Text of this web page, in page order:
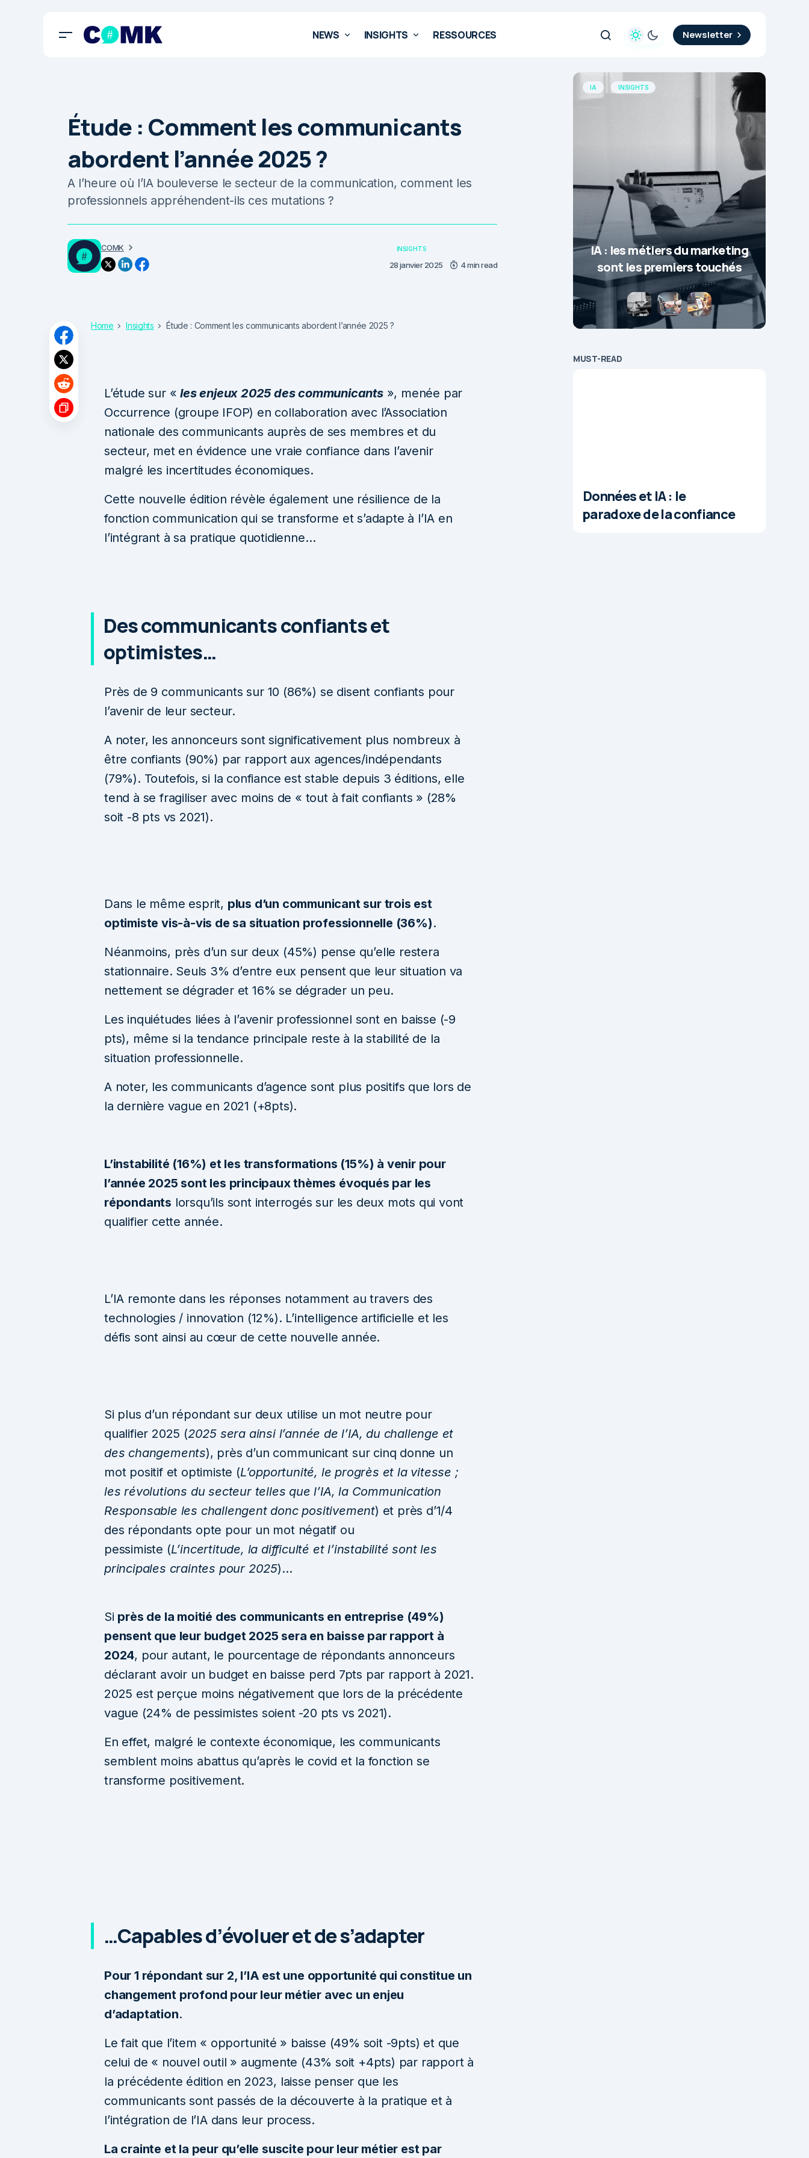
NEWS INSIGHTS RESSOURCES Newsletter
Étude : Comment les communicants
abordent l’année 2025 ?
A l’heure où l’IA bouleverse le secteur de la communication, comment les
professionnels appréhendent-ils ces mutations ?
COMK INSIGHTS
28 janvier 2025 4 min read
Home Insights Étude : Comment les communicants abordent l’année 2025 ?
L’étude sur «les enjeux 2025 des communicants», menée par
Occurrence (groupe IFOP) en collaboration avec l’Association
nationale des communicants auprès de ses membres et du
secteur, met en évidence une vraie confiance dans l’avenir
malgré les incertitudes économiques.
Cette nouvelle édition révèle également une résilience de la
fonction communication qui se transforme et s’adapte à l’IA en
l’intégrant à sa pratique quotidienne…
Des communicants confiants et
optimistes…
Près de 9 communicants sur 10 (86%) se disent confiants pour
l’avenir de leur secteur.
A noter, les annonceurs sont significativement plus nombreux à
être confiants (90%) par rapport aux agences/indépendants
(79%). Toutefois, si la confiance est stable depuis 3 éditions, elle
tend à se fragiliser avec moins de « tout à fait confiants » (28%
soit -8 pts vs 2021).
Dans le même esprit, plus d’un communicant sur trois est
optimiste vis-à-vis de sa situation professionnelle (36%).
Néanmoins, près d’un sur deux (45%) pense qu’elle restera
stationnaire. Seuls 3% d’entre eux pensent que leur situation va
nettement se dégrader et 16% se dégrader un peu.
Les inquiétudes liées à l’avenir professionnel sont en baisse (-9
pts), même si la tendance principale reste à la stabilité de la
situation professionnelle.
A noter, les communicants d’agence sont plus positifs que lors de
la dernière vague en 2021 (+8pts).
L’instabilité (16%) et les transformations (15%) à venir pour
l’année 2025 sont les principaux thèmes évoqués par les
répondants lorsqu’ils sont interrogés sur les deux mots qui vont
qualifier cette année.
L’IA remonte dans les réponses notamment au travers des
technologies / innovation (12%). L’intelligence artificielle et les
défis sont ainsi au cœur de cette nouvelle année.
Si plus d’un répondant sur deux utilise un mot neutre pour
qualifier 2025 (2025 sera ainsi l’année de l’IA, du challenge et
des changements), près d’un communicant sur cinq donne un
mot positif et optimiste (L’opportunité, le progrès et la vitesse ;
les révolutions du secteur telles que l’IA, la Communication
Responsable les challengent donc positivement) et près d’1/4
des répondants opte pour un mot négatif ou
pessimiste (L’incertitude, la difficulté et l’instabilité sont les
principales craintes pour 2025)…
Si près de la moitié des communicants en entreprise (49%)
pensent que leur budget 2025 sera en baisse par rapport à
2024, pour autant, le pourcentage de répondants annonceurs
déclarant avoir un budget en baisse perd 7pts par rapport à 2021.
2025 est perçue moins négativement que lors de la précédente
vague (24% de pessimistes soient -20 pts vs 2021).
En effet, malgré le contexte économique, les communicants
semblent moins abattus qu’après le covid et la fonction se
transforme positivement.
…Capables d’évoluer et de s’adapter
Pour 1 répondant sur 2, l’IA est une opportunité qui constitue un
changement profond pour leur métier avec un enjeu
d’adaptation.
Le fait que l’item « opportunité » baisse (49% soit -9pts) et que
celui de « nouvel outil » augmente (43% soit +4pts) par rapport à
la précédente édition en 2023, laisse penser que les
communicants sont passés de la découverte à la pratique et à
l’intégration de l’IA dans leur process.
La crainte et la peur qu’elle suscite pour leur métier est par
IA INSIGHTS
IA : les métiers du marketing
sont les premiers touchés
MUST-READ
Données et IA : le
paradoxe de la confiance